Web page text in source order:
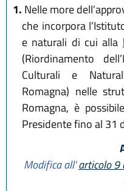
1. Nelle more
che incorpora
e naturali di cui alla
(Riordinamento
Culturali e
Romagna) nelle
Romagna, è
Presidente fino al 31
Modifica all’articolo 9